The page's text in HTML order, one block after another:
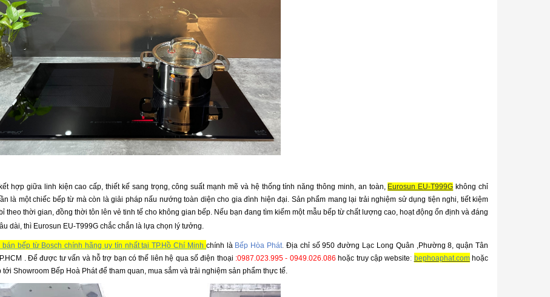
hợp giữa linh kiện cao cấp, thiết kế sang trọng, công suất mạnh mẽ và hệ thống tính năng thông minh, an toàn, Eurosun EU-T999G không chỉ
là một chiếc bếp từ mà còn là giải pháp nấu nướng toàn diện cho gia đình hiện đại. Sản phẩm mang lại trải nghiệm sử dụng tiện nghi, tiết kiệm
theo thời gian, đồng thời tôn lên vẻ tinh tế cho không gian bếp. Nếu bạn đang tìm kiếm một mẫu bếp từ chất lượng cao, hoạt động ổn định và đáng
dài, thì Eurosun EU-T999G chắc chắn là lựa chọn lý tưởng.
bếp từ Bosch chính hãng uy tín nhất tại TP.Hồ Chí Minh chính là Bếp Hòa Phát Địa chỉ số950 đường Lạc Long Quân ,Phường 8, quận Tân
Để được tư vấn và hỗ trợ bạn có thế liên hệ qua số điện thoại :0987.023.995 - 0949.026.086hoặc truy cập website: bephoaphat.com hoặc
tới Showroom Bếp Hoà Phát để tham quan, mua sắm và trải nghiệm sản phẩm thực tế